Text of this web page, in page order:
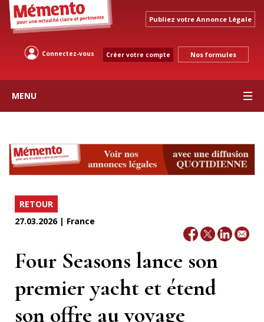
Publiez votre Annonce Légale
Connectez-vous Créer votre compte Nos formules
MENU
RETOUR
27.03.2026 | France
Four Seasons lance son
premier yacht et étend
son offre au voyage